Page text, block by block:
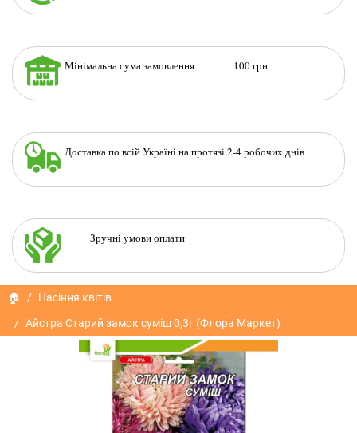
Мінімальна сума замовлення 100 грн
Доставка по всій Україні на протязі 2-4 робочих днів
Зручні умови оплати
🏠
Насіння квітів
Айстра Старий замок суміш 0,3г (Флора Маркет)